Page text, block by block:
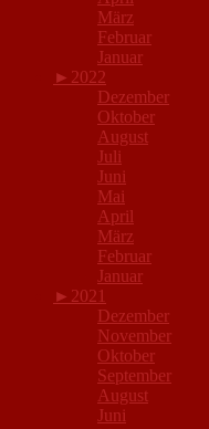
März
Februar
Januar
► 2022
Dezember
Oktober
August
Juli
Juni
Mai
April
März
Februar
Januar
► 2021
Dezember
November
Oktober
September
August
Juni